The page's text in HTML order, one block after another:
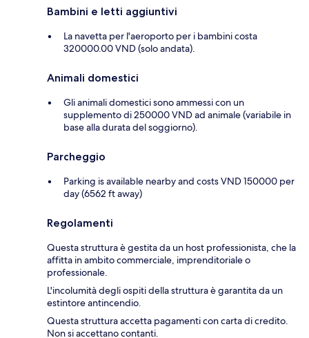
Bambini e letti aggiuntivi
La navetta per l'aeroporto per i bambini costa
320000.00 VND (solo andata).
Animali domestici
Gli animali domestici sono ammessi con un
supplemento di 250000 VND ad animale (variabile in
base alla durata del soggiorno).
Parcheggio
Parking is available nearby and costs VND 150000 per
day (6562 ft away)
Regolamenti
Questa struttura è gestita da un host professionista, che la
affitta in ambito commerciale, imprenditoriale o
professionale.
L'incolumità degli ospiti della struttura è garantita da un
estintore antincendio.
Questa struttura accetta pagamenti con carta di credito.
Non si accettano contanti.